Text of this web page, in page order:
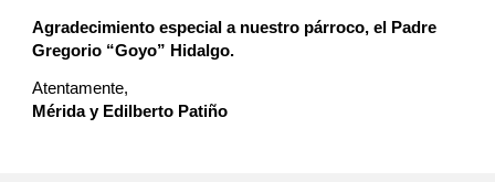
Agradecimiento especial a nuestro párroco, el Padre
Gregorio “Goyo” Hidalgo.
Atentamente,
Mérida y Edilberto Patiño